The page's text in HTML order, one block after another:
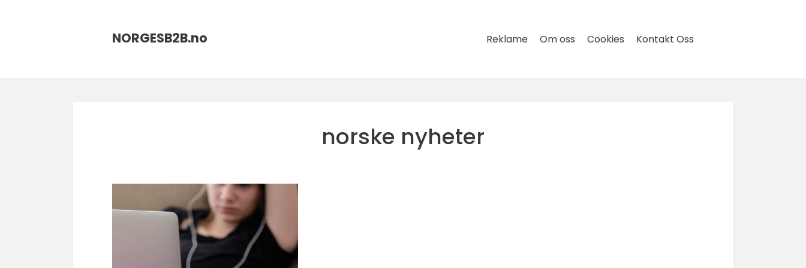
NORGESB2B.no Reklame Om oss Cookies Kontakt Oss
norske nyheter